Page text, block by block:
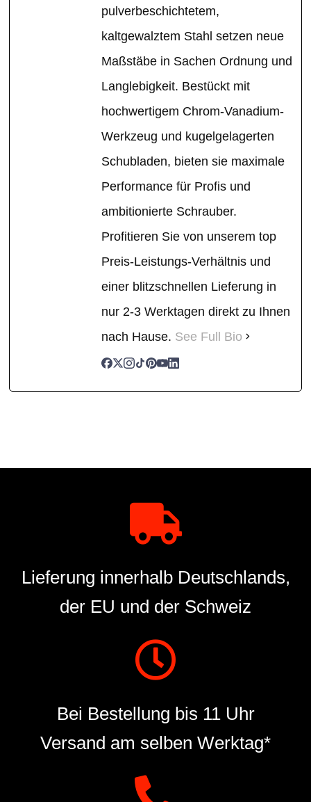
pulverbeschichtetem,
kaltgewalztem Stahl setzen neue
Maßstäbe in Sachen Ordnung und
Langlebigkeit. Bestückt mit
hochwertigem Chrom-Vanadium-
Werkzeug und kugelgelagerten
Schubladen, bieten sie maximale
Performance für Profis und
ambitionierte Schrauber.
Profitieren Sie von unserem top
Preis-Leistungs-Verhältnis und
einer blitzschnellen Lieferung in
nur 2-3 Werktagen direkt zu Ihnen
nach Hause. See Full Bio
Lieferung innerhalb Deutschlands,
der EU und der Schweiz
Bei Bestellung bis 11 Uhr
Versand am selben Werktag*